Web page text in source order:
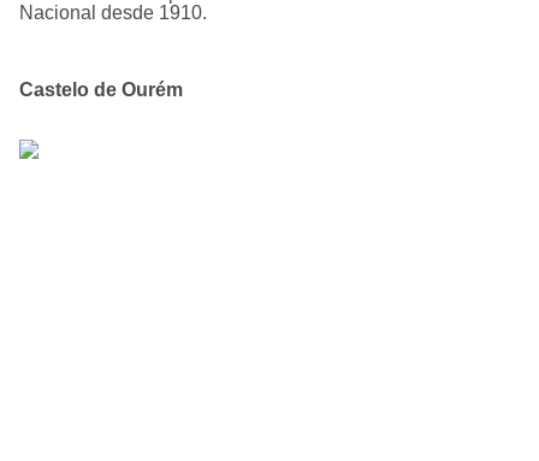
Nacional desde 1910.
Castelo de Ourém